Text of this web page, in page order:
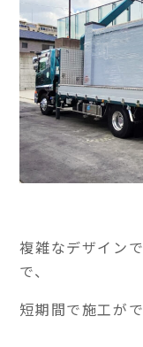
複雑なデザイン
で、
短期間で施工がで